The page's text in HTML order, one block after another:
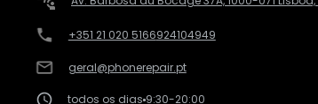
+351 21 020 5166924104949
geral@phonerepair.pt
todos os dias 9:30-20:00